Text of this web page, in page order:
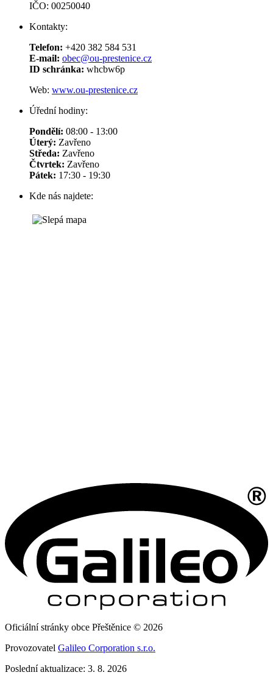
IČO: 00250040
Kontakty:
Telefon: +420 382 584 531
E-mail: obec@ou-prestenice.cz
ID schránka: whcbw6p
Web: www.ou-prestenice.cz
Úřední hodiny:
Pondělí: 08:00 - 13:00
Úterý: Zavřeno
Středa: Zavřeno
Čtvrtek: Zavřeno
Pátek: 17:30 - 19:30
Kde nás najdete:
Oficiální stránky obce Přeštěnice © 2026
Provozovatel Galileo Corporation s.r.o.
Poslední aktualizace: 3. 8. 2026